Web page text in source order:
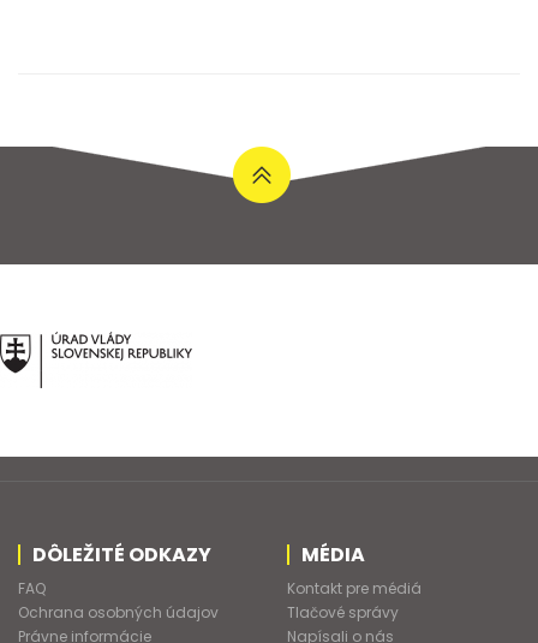
DÔLEŽITÉ ODKAZY
FAQ
Ochrana osobných údajov
Právne informácie
MÉDIA
Kontakt pre médiá
Tlačové správy
Napísali o nás